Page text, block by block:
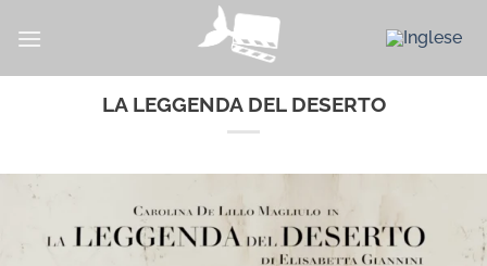
LA LEGGENDA DEL DESERTO